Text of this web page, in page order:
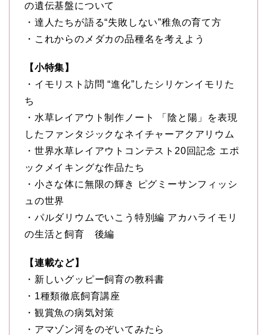
の遺伝基盤について
・達人たちが語る“失敗しない”稚魚の育て方
・これからのメダカの品種名を考えよう
【小特集】
・イモリスト訪問 “進化”したシリケンイモリた
ち
・水草レイアウト制作ノート 「陰と陽」を表現
したファンタジックなネイチャーアクアリウム
・世界水草レイアウトコンテスト20回記念 エポ
ックメイキングな作品たち
・小さな体に無限の輝き ピグミーサンフィッシ
ュの世界
・パルダリウムでいこう特別編 アカハライモリ
の生活と飼育 後編
【連載など】
・新しいグッピー飼育の教科書
・1種類徹底飼育講座
・観賞魚の病気対策
・アマゾン河をのぞいてみたら